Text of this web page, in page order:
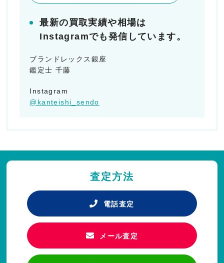
最新の買取実績や相場は
Instagramでも発信しています。
ブランドレックス銀座
鑑定士 千藤
Instagram
@kanteishi_sendo
査定方法
電話査定
メール査定